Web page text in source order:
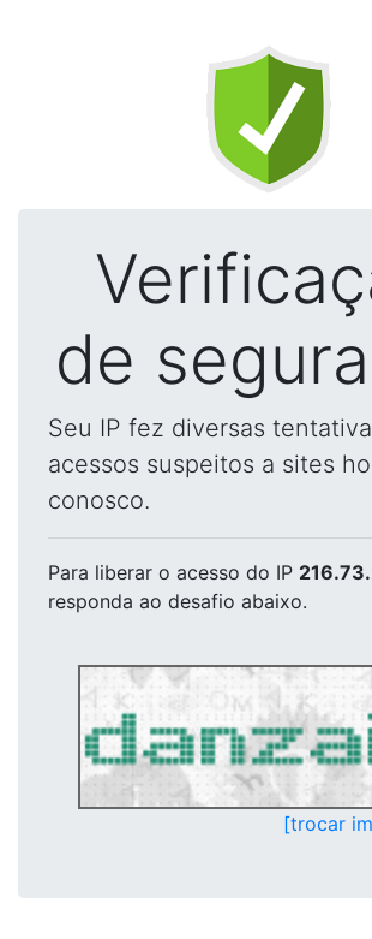
de
Seu IP fez diversas
acessos suspeitos a sites
conosco.
Para liberar o acesso do IP
responda ao desafio abaixo.
[trocar